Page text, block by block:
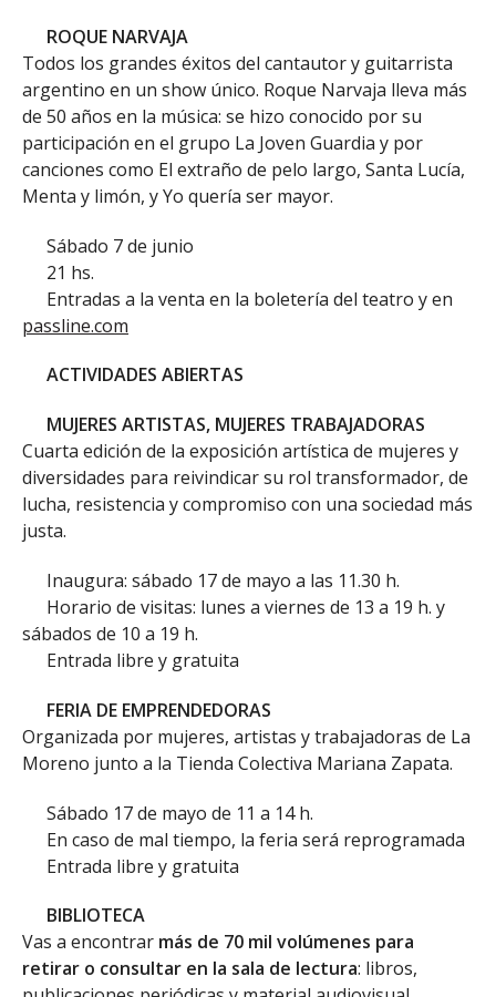
ROQUE NARVAJA
Todos los grandes éxitos del cantautor y guitarrista
argentino en un show único. Roque Narvaja lleva más
de 50 años en la música: se hizo conocido por su
participación en el grupo La Joven Guardia y por
canciones como El extraño de pelo largo, Santa Lucía,
Menta y limón, y Yo quería ser mayor.
Sábado 7 de junio
21 hs.
Entradas a la venta en la boletería del teatro y en
passline.com
ACTIVIDADES ABIERTAS
MUJERES ARTISTAS, MUJERES TRABAJADORAS
Cuarta edición de la exposición artística de mujeres y
diversidades para reivindicar su rol transformador, de
lucha, resistencia y compromiso con una sociedad más
justa.
Inaugura: sábado 17 de mayo a las 11.30 h.
Horario de visitas: lunes a viernes de 13 a 19 h. y
sábados de 10 a 19 h.
Entrada libre y gratuita
FERIA DE EMPRENDEDORAS
Organizada por mujeres, artistas y trabajadoras de La
Moreno junto a la Tienda Colectiva Mariana Zapata.
Sábado 17 de mayo de 11 a 14 h.
En caso de mal tiempo, la feria será reprogramada
Entrada libre y gratuita
BIBLIOTECA
Vas a encontrar más de 70 mil volúmenes para
retirar o consultar en la sala de lectura: libros,